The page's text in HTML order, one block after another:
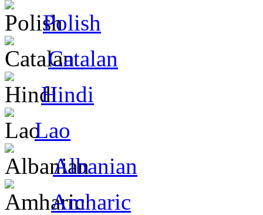
Polish
Catalan
Hindi
Lao
Albanian
Amharic